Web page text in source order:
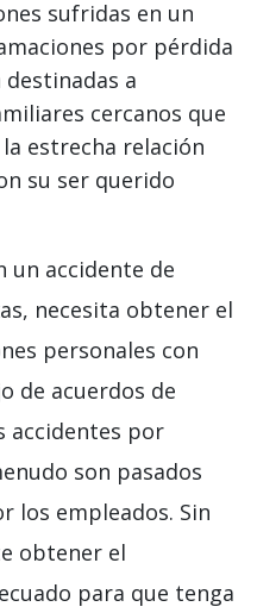
sufridas en un
por pérdida
a
cercanos que
estrecha relación
su ser querido
un accidente de
necesita obtener el
personales con
de acuerdos de
accidentes por
son pasados
los empleados. Sin
obtener el
para que tenga